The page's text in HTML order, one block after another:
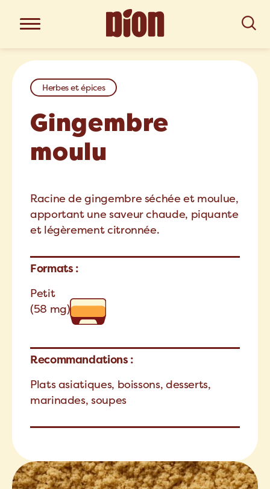
Herbes et épices
Gingembre
moulu
Racine de gingembre séchée et moulue,
apportant une saveur chaude, piquante
et légèrement citronnée.
Formats :
Petit
(58 mg)
Recommandations :
Plats asiatiques, boissons, desserts,
marinades, soupes